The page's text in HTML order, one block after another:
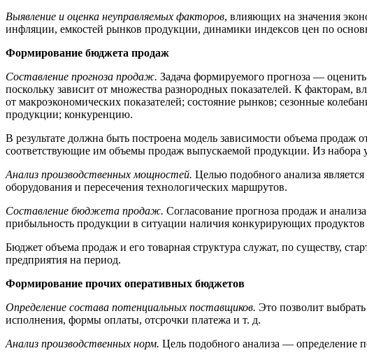
Выявление и оценка неуправляемых факторов, влияющих на значения
инфляции, емкостей рынков продукции, динамики индексов цен по
Формирование бюджета продаж
Составление прогноза продаж. Задача формируемого прогноза —
поскольку зависит от множества разнородных показателей. К
от макроэкономических показателей; состояние рынков; сезонные
продукции; конкуренцию.
В результате должна быть построена модель зависимости объема
соответствующие им объемы продаж выпускаемой продукции. Из набора
Анализ производственных мощностей. Целью подобного анализа
оборудования и пересечения технологических маршрутов.
Составление бюджета продаж. Согласование прогноза продаж и
прибыльность продукции в ситуации наличия конкурирующих
Бюджет объема продаж и его товарная структура служат, по существу,
предприятия на период.
Формирование прочих оперативных бюджетов
Определение состава потенциальных поставщиков. Это позволит
исполнения, формы оплаты, отсрочки платежа и т. д.
Анализ производственных норм. Цель подобного анализа — определение